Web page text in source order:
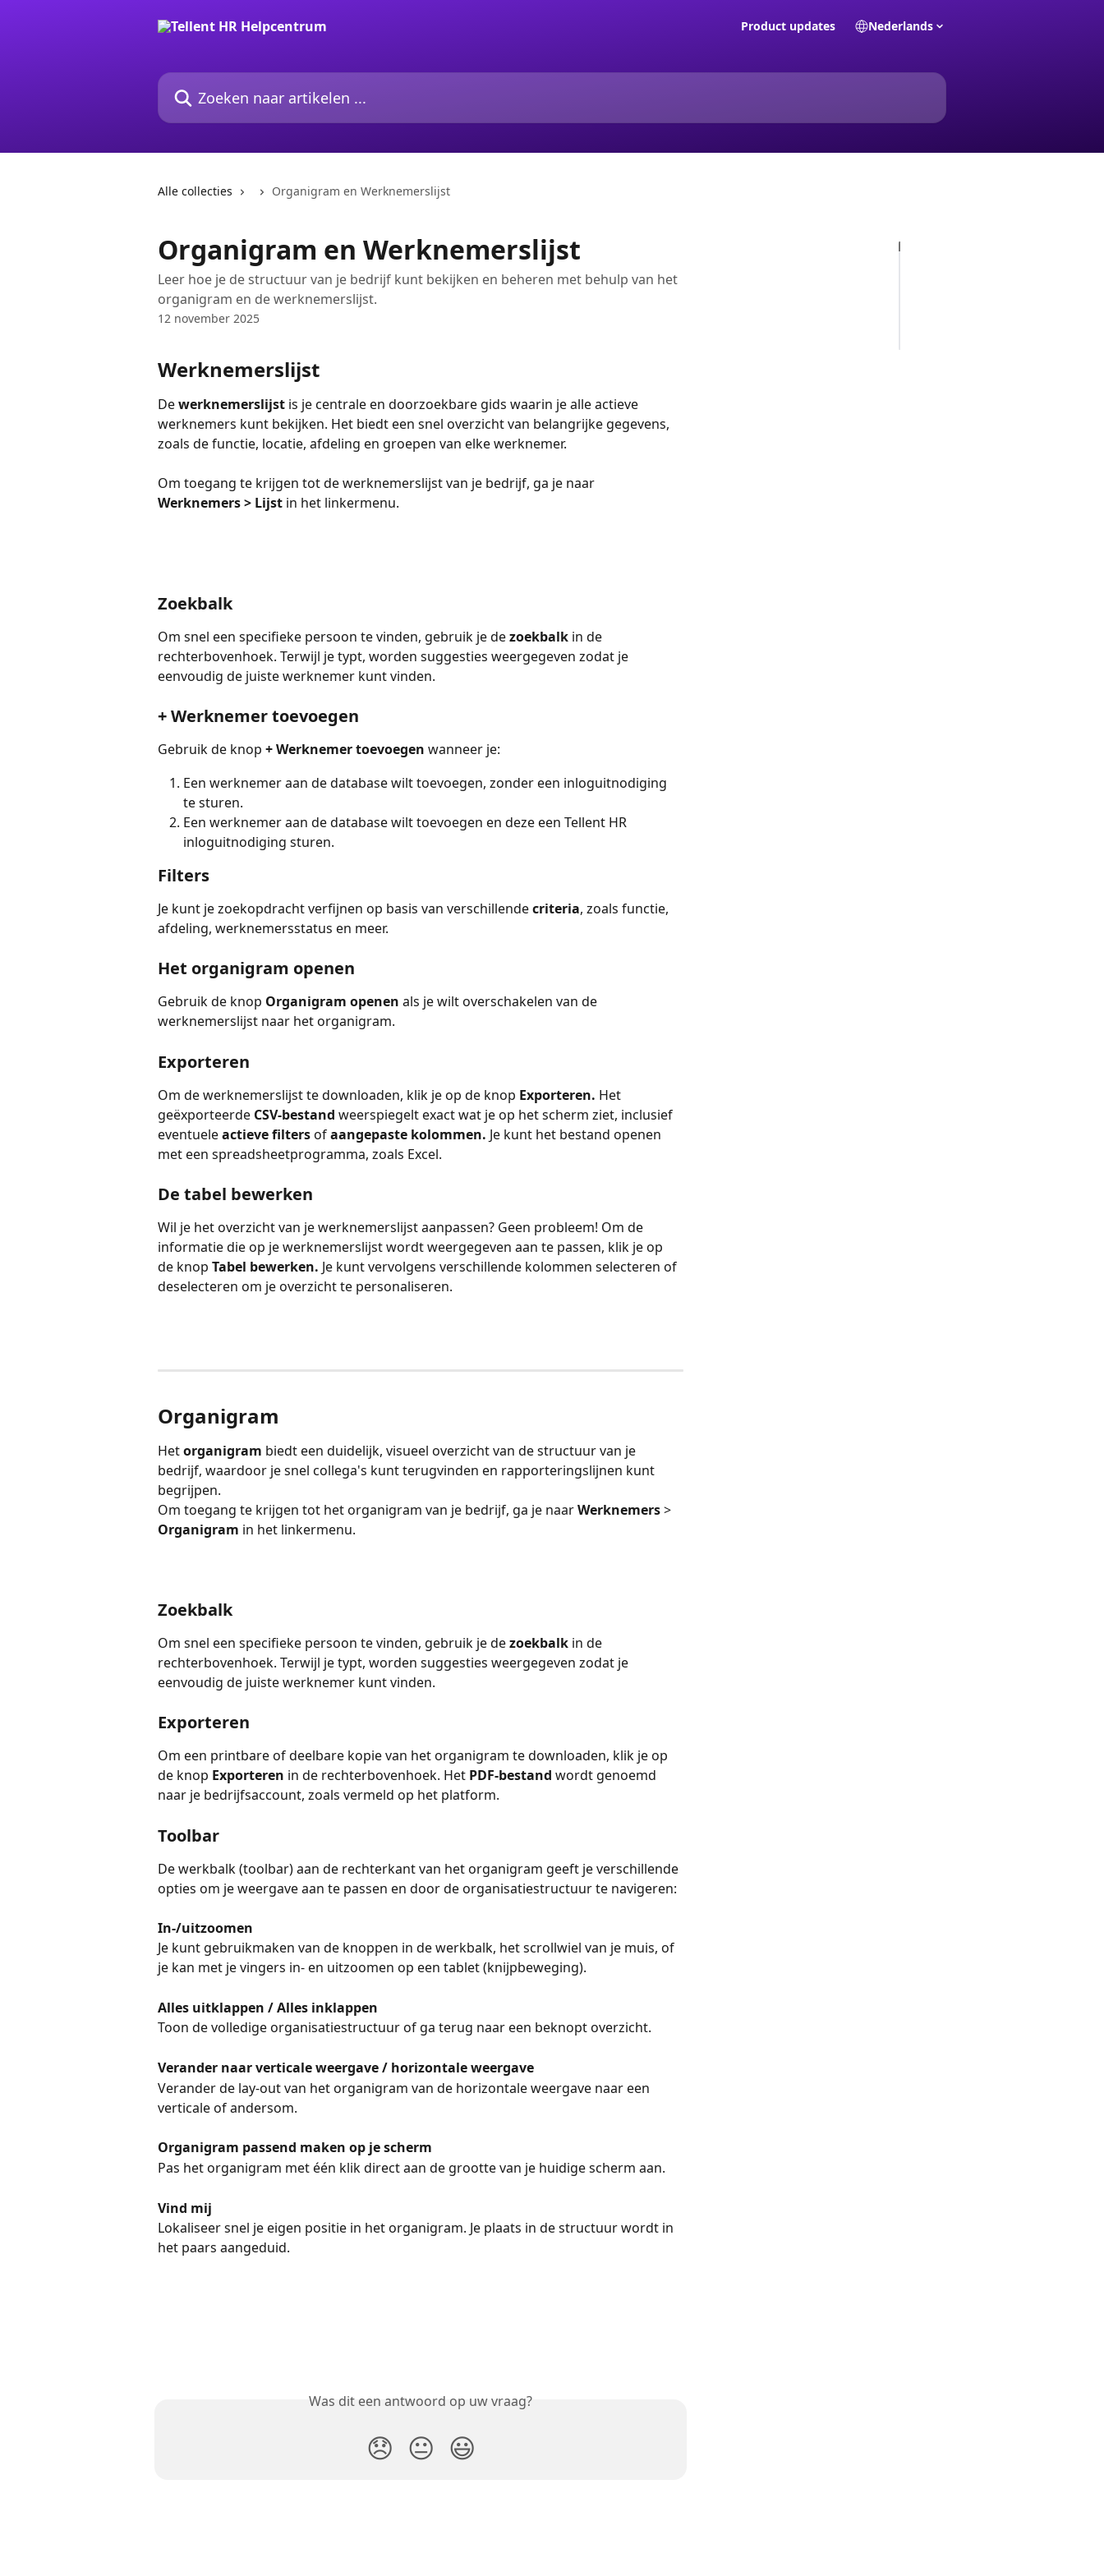
Product updates Nederlands
Zoeken naar artikelen ...
Alle collecties Organigram en Werknemerslijst
Organigram en Werknemerslijst
Leer hoe je de structuur van je bedrijf kunt bekijken en beheren met behulp van het
organigram en de werknemerslijst.
12 november 2025
Werknemerslijst
De werknemerslijst is je centrale en doorzoekbare gids waarin je alle actieve
werknemers kunt bekijken. Het biedt een snel overzicht van belangrijke gegevens,
zoals de functie, locatie, afdeling en groepen van elke werknemer.
Om toegang te krijgen tot de werknemerslijst van je bedrijf, ga je naar
Werknemers > Lijst in het linkermenu.
Zoekbalk
Om snel een specifieke persoon te vinden, gebruik je de zoekbalk in de
rechterbovenhoek. Terwijl je typt, worden suggesties weergegeven zodat je
eenvoudig de juiste werknemer kunt vinden.
+ Werknemer toevoegen
Gebruik de knop + Werknemer toevoegen wanneer je:
Een werknemer aan de database wilt toevoegen, zonder een inloguitnodiging
te sturen.
Een werknemer aan de database wilt toevoegen en deze een Tellent HR
inloguitnodiging sturen.
Filters
Je kunt je zoekopdracht verfijnen op basis van verschillende criteria, zoals functie,
afdeling, werknemersstatus en meer.
Het organigram openen
Gebruik de knop Organigram openen als je wilt overschakelen van de
werknemerslijst naar het organigram.
Exporteren
Om de werknemerslijst te downloaden, klik je op de knop Exporteren. Het
geëxporteerde CSV-bestand weerspiegelt exact wat je op het scherm ziet, inclusief
eventuele actieve filters of aangepaste kolommen. Je kunt het bestand openen
met een spreadsheetprogramma, zoals Excel.
De tabel bewerken
Wil je het overzicht van je werknemerslijst aanpassen? Geen probleem! Om de
informatie die op je werknemerslijst wordt weergegeven aan te passen, klik je op
de knop Tabel bewerken. Je kunt vervolgens verschillende kolommen selecteren of
deselecteren om je overzicht te personaliseren.
Organigram
Het organigram biedt een duidelijk, visueel overzicht van de structuur van je
bedrijf, waardoor je snel collega's kunt terugvinden en rapporteringslijnen kunt
begrijpen.
Om toegang te krijgen tot het organigram van je bedrijf, ga je naar Werknemers >
Organigram in het linkermenu.
Zoekbalk
Om snel een specifieke persoon te vinden, gebruik je de zoekbalk in de
rechterbovenhoek. Terwijl je typt, worden suggesties weergegeven zodat je
eenvoudig de juiste werknemer kunt vinden.
Exporteren
Om een printbare of deelbare kopie van het organigram te downloaden, klik je op
de knop Exporteren in de rechterbovenhoek. Het PDF-bestand wordt genoemd
naar je bedrijfsaccount, zoals vermeld op het platform.
Toolbar
De werkbalk (toolbar) aan de rechterkant van het organigram geeft je verschillende
opties om je weergave aan te passen en door de organisatiestructuur te navigeren:
In-/uitzoomen
Je kunt gebruikmaken van de knoppen in de werkbalk, het scrollwiel van je muis, of
je kan met je vingers in- en uitzoomen op een tablet (knijpbeweging).
Alles uitklappen / Alles inklappen
Toon de volledige organisatiestructuur of ga terug naar een beknopt overzicht.
Verander naar verticale weergave / horizontale weergave
Verander de lay-out van het organigram van de horizontale weergave naar een
verticale of andersom.
Organigram passend maken op je scherm
Pas het organigram met één klik direct aan de grootte van je huidige scherm aan.
Vind mij
Lokaliseer snel je eigen positie in het organigram. Je plaats in de structuur wordt in
het paars aangeduid.
Was dit een antwoord op uw vraag?
😞 😐 😃